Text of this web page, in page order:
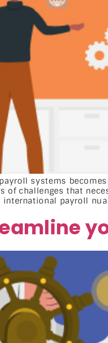
systems
challenges that
payroll